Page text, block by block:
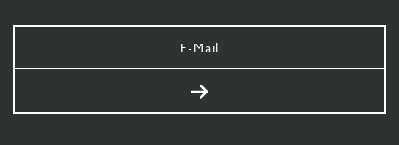
Votre
e-
mail
Envoyer